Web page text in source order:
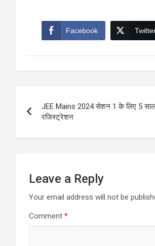
Facebook
navigation
JEE Mains 2024 सेशन 1 के लिए 5
रजिस्ट्रेशन
Leave a Reply
Your email address will not be
Comment *